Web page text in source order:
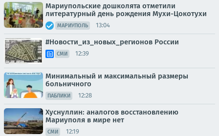
Мариупольские дошколята отметили
литературный день рождения Мухи-Цокотухи
МАРИУПОЛЬ 13:04
#Новости_из_новых_регионов России
СМИ 12:39
Минимальный и максимальный размеры
больничного
ПАБЛИКИ 12:28
Хуснуллин: аналогов восстановлению
Мариуполя в мире нет
СМИ 12:19